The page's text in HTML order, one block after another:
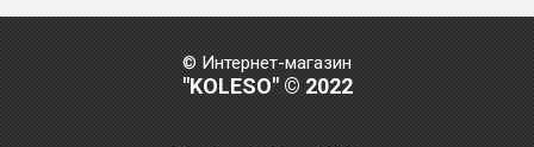
© Интернет-магазин
"KOLESO" © 2022